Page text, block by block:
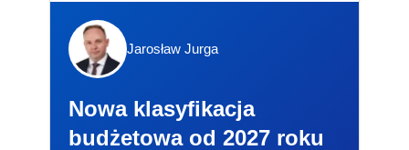
Jarosław Jurga
Nowa klasyfikacja
budżetowa od 2027 roku